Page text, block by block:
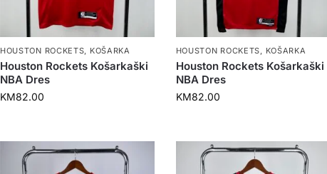
HOUSTON ROCKETS, KOŠARKA
Houston Rockets Košarkaški
NBA Dres
KM82.00
HOUSTON ROCKETS, KOŠARKA
Houston Rockets Košarkaški
NBA Dres
KM82.00